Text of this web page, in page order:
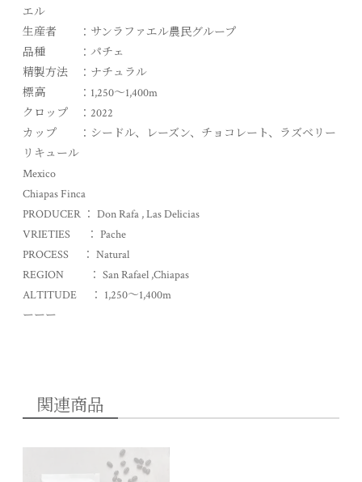
エル
生産者 ：サンラファエル農民グループ
品種 ：パチェ
精製方法 ：ナチュラル
標高 ：1,250～1,400m
クロップ ：2022
カップ ：シードル、レーズン、チョコレート、ラズベリー
リキュール
Mexico
Chiapas Finca
PRODUCER ： Don Rafa , Las Delicias
VRIETIES ： Pache
PROCESS ： Natural
REGION ： San Rafael ,Chiapas
ALTITUDE ： 1,250～1,400m
ーーー
関連商品